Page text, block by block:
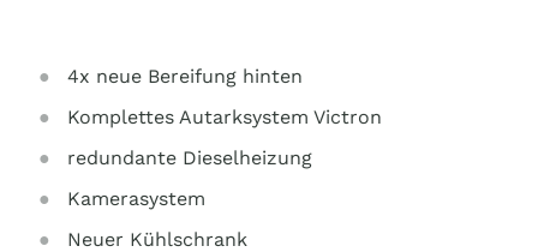
4x neue Bereifung hinten
Komplettes Autarksystem Victron
redundante Dieselheizung
Kamerasystem
Neuer Kühlschrank